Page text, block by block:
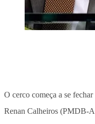
O cerco começa a se
Renan Calheiros (PMDB-